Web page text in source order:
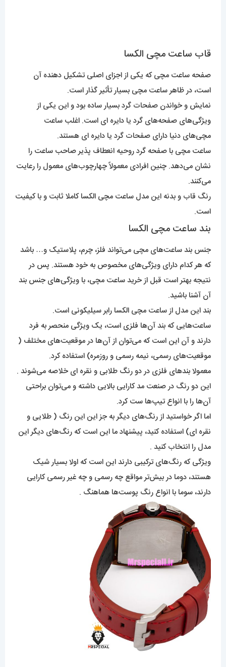
قاب ساعت مچی الکسا
صفحه ساعت مچی که یکی از اجزای اصلی تشکیل دهنده آن
است، در ظاهر ساعت مچی بسیار تأثیر گذار است.
نمایش و خواندن صفحات گرد بسیار ساده بود و این یکی از
ویژگی‌های صفحه‌های گرد یا دایره ای است. اغلب ساعت
مچی‌های دنیا دارای صفحات گرد یا دایره ای هستند.
ساعت مچی با صفحه گرد روحیه انعطاف پذیر صاحب ساعت را
نشان می‌دهد. چنین افرادی معمولاً چهارچوب‌های معمول را رعایت
می‌کنند.
رنگ قاب و بدنه این مدل ساعت مچی الکسا کاملا ثابت و با کیفیت
است.
بند ساعت مچی الکسا
جنس بند ساعت‌های مچی می‌تواند فلز، چرم، پلاستیک و… باشد
که هر کدام دارای ویژگی‌های مخصوص به خود هستند. پس در
نتیجه بهتر است قبل از خرید ساعت مچی، با ویژگی‌های جنس بند
آن آشنا باشید.
بند این مدل از ساعت مچی الکسا رابر سیلیکونی است.
ساعت‌هایی که بند آن‌ها فلزی است، یک ویژگی منحصر به فرد
دارند و آن این است که می‌توان از آن‌ها در موقعیت‌های مختلف (
موقعیت‌های رسمی، نیمه رسمی و روزمره) استفاده کرد.
معمولا بند‌های فلزی در دو رنگ طلابی و نقره ای خلاصه می‌شوند .
این دو رنگ در صنعت مد کارایی بالایی داشته و می‌توان براحتی
آن‌ها را با انواع تیپ‌ها ست کرد.
اما اگر خواستید از رنگ‌های دیگر به جز این این رنگ ( طلایی و
نقره ای) استفاده کنید، پیشنهاد ما این است که رنگ‌های‌ دیگر این
مدل را انتخاب کنید .
ویژگی که رنگ‌های‌ ترکیبی دارند این است که اولا بسیار شیک
هستند، دوما در بیش‌تر مواقع چه رسمی و چه غیر رسمی کارایی
دارند، سوما با انواع رنگ پوست‌ها هماهنگ .